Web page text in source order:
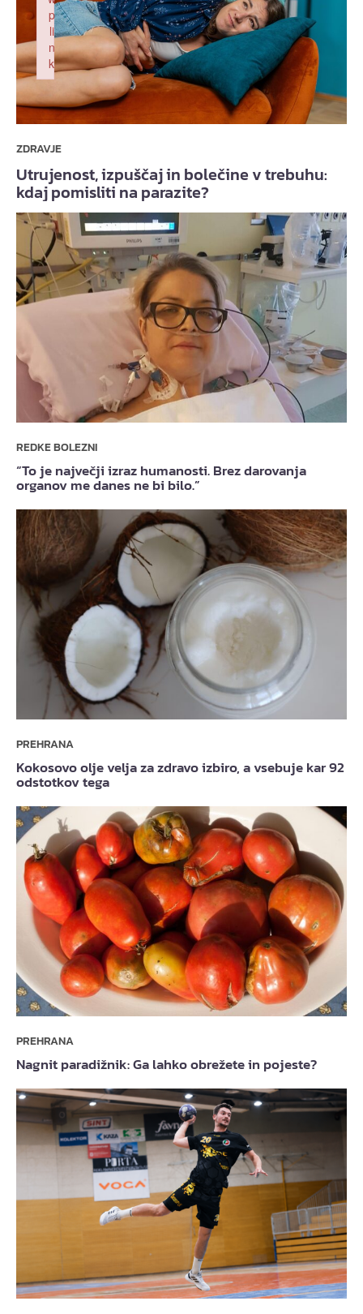
ZDRAVJE
Utrujenost, izpuščaj in bolečine v trebuhu:
kdaj pomisliti na parazite?
REDKE BOLEZNI
“To je največji izraz humanosti. Brez darovanja
organov me danes ne bi bilo.”
PREHRANA
Kokosovo olje velja za zdravo izbiro, a vsebuje kar 92
odstotkov tega
PREHRANA
Nagnit paradižnik: Ga lahko obrežete in pojeste?
p
li
n
k
Failed to initialize plugin: wplink